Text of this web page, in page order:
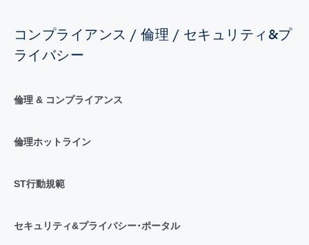
コンプライアンス / 倫理 / セキュリティ&プ
ライバシー
倫理 & コンプライアンス
倫理ホットライン
ST行動規範
セキュリティ&プライバシー･ポータル